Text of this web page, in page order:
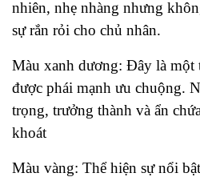
nhiên, nhẹ nhàng nhưng
sự rắn rỏi cho chủ nhân.
Màu xanh dương: Đây là một
được phái mạnh ưu chuộng.
trọng, trưởng thành và ẩn
khoát
Màu vàng: Thể hiện sự nổi